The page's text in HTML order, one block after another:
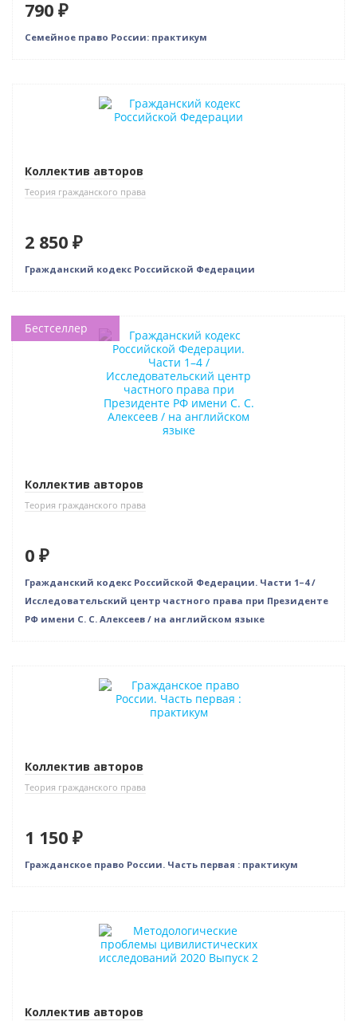
790 ₽
Семейное право России: практикум
Коллектив авторов
Теория гражданского права
2 850 ₽
Гражданский кодекс Российской Федерации
Бестселлер
Коллектив авторов
Теория гражданского права
0 ₽
Гражданский кодекс Российской Федерации. Части 1–4 /
Исследовательский центр частного права при Президенте
РФ имени С. С. Алексеев / на английском языке
Коллектив авторов
Теория гражданского права
1 150 ₽
Гражданское право России. Часть первая : практикум
Коллектив авторов